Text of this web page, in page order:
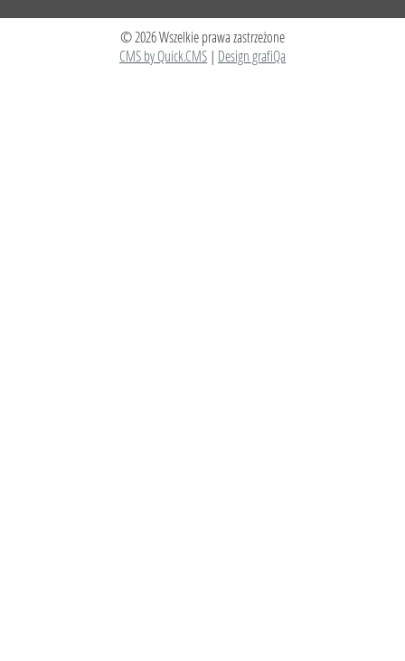
© 2026 Wszelkie prawa zastrzeżone
CMS by Quick.CMS | Design grafiQa